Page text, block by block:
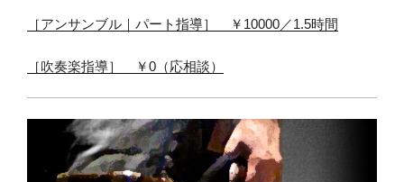
［アンサンブル｜パート指導］ ￥10000／1.5時間
［吹奏楽指導］ ￥0（応相談）